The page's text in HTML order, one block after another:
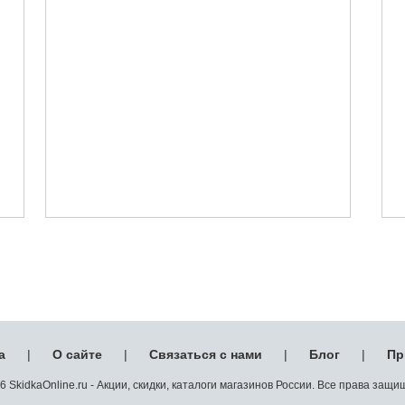
| О сайте | Связаться с нами | Блог |
SkidkaOnline.ru - Акции, скидки, каталоги магазинов России. Все права